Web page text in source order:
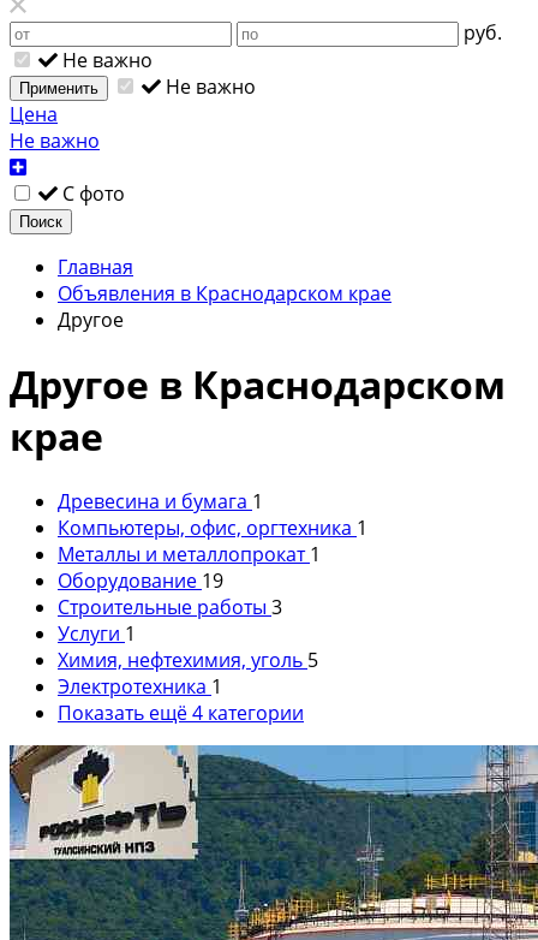
руб.
Не важно
Применить
Не важно
Цена
Не важно
С фото
Поиск
Главная
Объявления в Краснодарском крае
Другое
Другое в Краснодарском
крае
Древесина и бумага 1
Компьютеры, офис, оргтехника 1
Металлы и металлопрокат 1
Оборудование 19
Строительные работы 3
Услуги 1
Химия, нефтехимия, уголь 5
Электротехника 1
Показать ещё 4 категории